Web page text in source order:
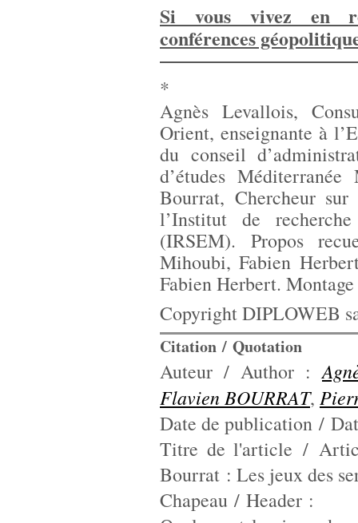
Si vous vivez en
conférences
*
Agnès Levallois,
Orient, enseignante à
du conseil
d’études
Bourrat, Chercheur
l’Institut de
(IRSEM). Propos
Mihoubi, Fabien
Fabien Herbert.
Copyright DIPLOWEB
Citation / Quotation
Auteur / Author :
Flavien BOURRAT,
Date de publication /
Titre de l'article /
Bourrat : Les jeux des
Chapeau / Header :